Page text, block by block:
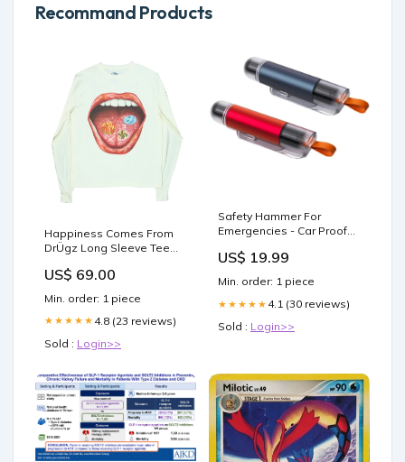
Recommand Products
Happiness Comes From
DrÜgz Long Sleeve Tee
US$ 69.00
Min. order: 1 piece
★★★★★ 4.8 (23 reviews)
Sold : Login>>
Safety Hammer For
Emergencies - Car Proof
US$ 19.99
Min. order: 1 piece
★★★★★ 4.1 (30 reviews)
Sold : Login>>